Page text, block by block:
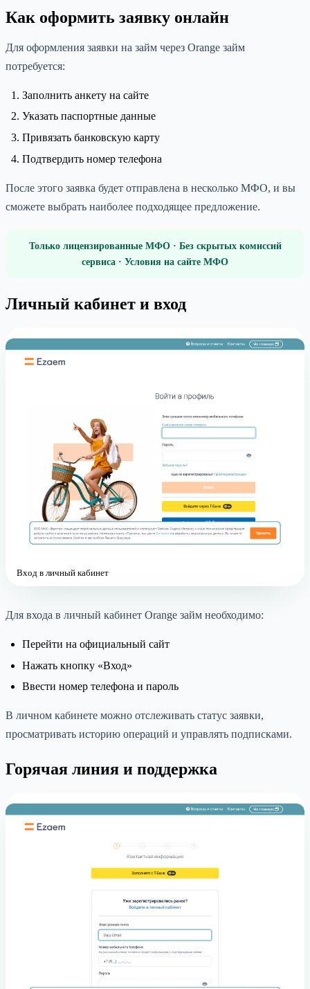
Как оформить заявку онлайн
Для оформления заявки на займ через Orange займ
потребуется:
Заполнить анкету на сайте
Указать паспортные данные
Привязать банковскую карту
Подтвердить номер телефона
После этого заявка будет отправлена в несколько МФО, и вы
сможете выбрать наиболее подходящее предложение.
Только лицензированные МФО · Без скрытых комиссий
сервиса · Условия на сайте МФО
Личный кабинет и вход
Вход в личный кабинет
Для входа в личный кабинет Orange займ необходимо:
Перейти на официальный сайт
Нажать кнопку «Вход»
Ввести номер телефона и пароль
В личном кабинете можно отслеживать статус заявки,
просматривать историю операций и управлять подписками.
Горячая линия и поддержка